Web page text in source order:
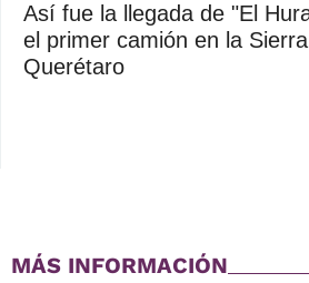
Así fue la llegada de "El
el primer camión en la
Querétaro
MÁS INFORMACIÓN